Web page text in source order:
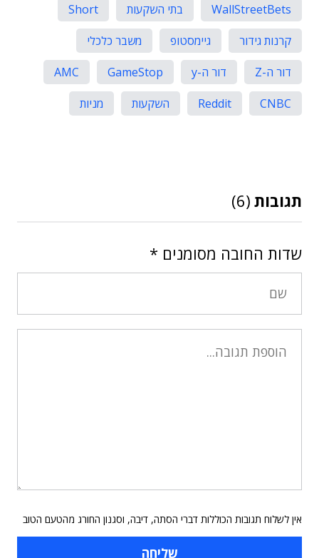
WallStreetBets
בתי השקעות
Short
קרנות גידור
גיימסטופ
משבר כלכלי
דור ה-Z
דור ה-y GameStop
AMC
CNBC
Reddit השקעות מניות
תגובות (6)
שדות החובה מסומנים *
אין לשלוח תגובות הכוללות דברי הסתה, דיבה, וסגנון החורג מהטעם הטוב